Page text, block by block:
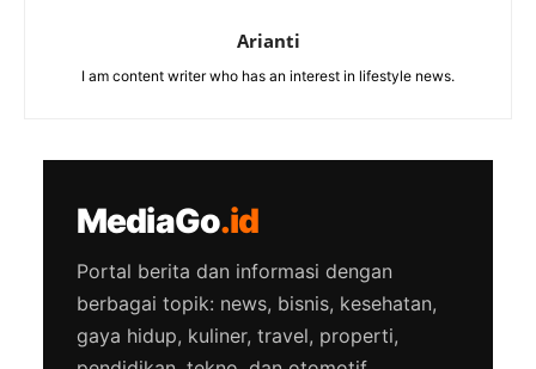
Arianti
I am content writer who has an interest in lifestyle news.
MediaGo.id
Portal berita dan informasi dengan
berbagai topik: news, bisnis, kesehatan,
gaya hidup, kuliner, travel, properti,